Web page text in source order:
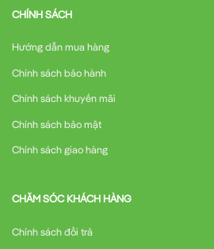
CHÍNH SÁCH
Hướng dẫn mua hàng
Chính sách bảo hành
Chính sách khuyến mãi
Chính sách bảo mật
Chính sách giao hàng
CHĂM SÓC KHÁCH HÀNG
Chính sách đổi trả